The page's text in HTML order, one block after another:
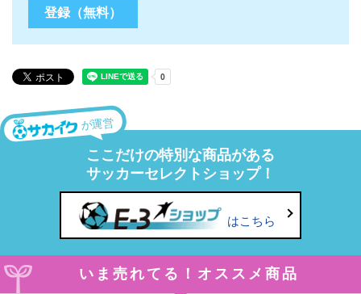
が運営
ここだけの特別な商品がある
サッカーセレクトショップ！
はこちら
いま売れてる！オススメ商品